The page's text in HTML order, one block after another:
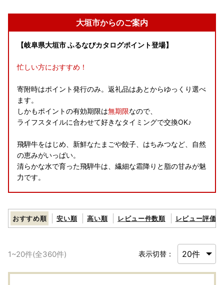
大垣市からのご案内
【岐阜県大垣市 ふるなびカタログポイント登場】
忙しい方におすすめ！
寄附時はポイント発行のみ。返礼品はあとからゆっくり選べ
ます。
しかもポイントの有効期限は無期限なので、
ライフスタイルに合わせて好きなタイミングで交換OK♪
飛騨牛をはじめ、新鮮なたまごや餃子、はちみつなど、自然
の恵みがいっぱい。
清らかな水で育った飛騨牛は、繊細な霜降りと脂の甘みが魅
力です。
※お申込み＝返礼品発送ではなく「ふるなびカタログポイン
※寄附は10,000円から、会員登録（無料）が必要です。
おすすめ順 安い順 高い順 レビュー件数順 レビュー評価順
1~20件(全360件) 表示切替：